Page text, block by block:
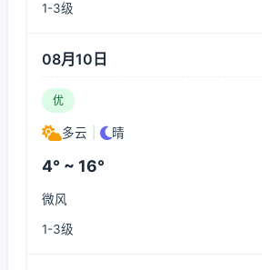
1-3级
08月10日
优
多云 晴
4° ~ 16°
微风
1-3级